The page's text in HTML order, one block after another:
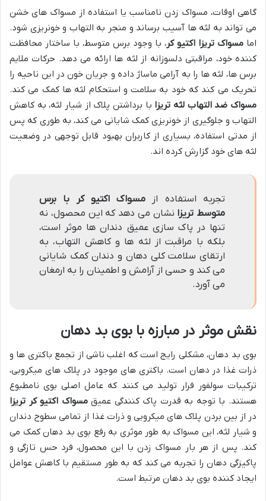
گاهی اوقات، مسواک زدن نامناسب یا استفاده از مسواک های خشن
می تواند به لثه ها آسیب برساند و منجر به التهاب و خونریزی شود.
اما مسواک تریزا اکتیو کر، با وجود برس متوسط، با ساختار محافظت
کننده خود، مراقبتی دلسوزانه از لثه ها ارائه می دهد. حرکات ملایم
برس ها، لثه ها را به آرامی ماساژ داده و جریان خون در این ناحیه را
تحریک می کند که خود به سلامت و استحکام لثه ها کمک می کند.
مسواک ضد التهاب لثه تریزا با برداشتن پلاک از شیار لثه، به کاهش
التهاب و جلوگیری از خونریزی کمک شایانی می کند، به طوری که پس
از مدتی استفاده، بسیاری از کاربران بهبود قابل توجهی در وضعیت
لثه های خود گزارش کرده اند.
تجربه استفاده از مسواک اکتیو کر با برس
متوسط تریزا نشان می دهد که این محصول، نه
تنها در پاک سازی عمیق دندان ها موثر است،
بلکه با مراقبت از لثه ها و کاهش التهاب، به
ارتقای سلامت کلی دهان و دندان کمک شایانی
می کند و حسی از آرامش و اطمینان را به ارمغان
می آورد.
نقش موثر در مبارزه با بوی بد دهان
بوی بد دهان، مشکلی رایج است که اغلب ناشی از تجمع باکتری ها و
ذرات غذا در دهان است. باکتری های موجود در پلاک های میکروبی،
ترکیبات سولفور فرار تولید می کنند که عامل اصلی بوی نامطبوع
هستند. با توجه به قدرت پاک کنندگی عمیقمسواک اکتیو کر تریزا
در از بین بردن پلاک های میکروبی و ذرات غذا از تمامی سطوح دندان
و شیار لثه، این مسواک به طور موثری به رفع بوی بد دهان کمک می
کند. پس از هر بار مسواک زدن با این محصول، فرد حس تازگی و
پاکیزگی دهان را تجربه می کند که به طور مستقیم با کاهش عوامل
ایجاد کننده بوی بد دهان مرتبط است.